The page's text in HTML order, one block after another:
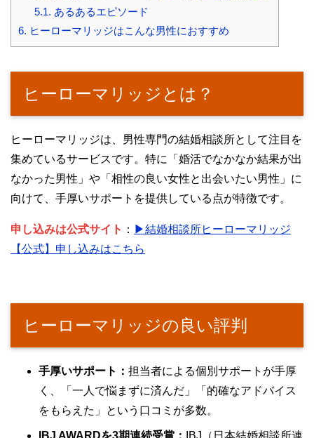
5.1. あるあるエピソード
6. ヒーローマリッジはこんな男性におすすめ
ヒーローマリッジとは？
ヒーローマリッジは、男性専門の結婚相談所として注目を
集めているサービスです。特に「婚活でなかなか結果が出
なかった男性」や「相性の良い女性と出会いたい男性」に
向けて、手厚いサポートを提供している点が特徴です。
申し込みは公式サイト ： ▶結婚相談所ヒーローマリッジ
【公式】申し込みはこちら
ヒーローマリッジの良い評判
手厚いサポート： 担当者による個別サポートが手厚
く、「一人で悩まずに済んだ」「的確なアドバイス
をもらえた」という口コミが多数。